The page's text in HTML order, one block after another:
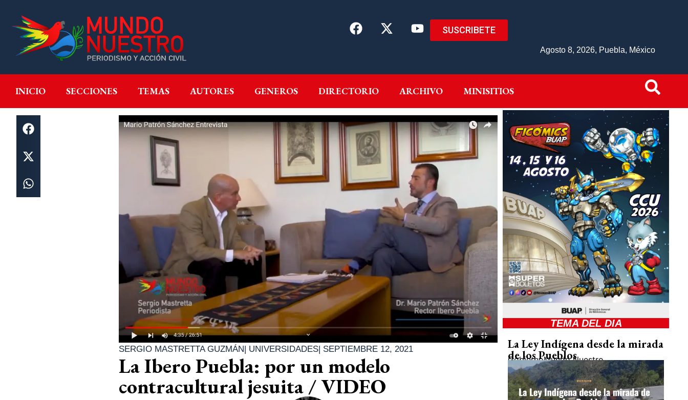
SUSCRIBETE
Agosto 8, 2026, Puebla, México
INICIO SECCIONES TEMAS AUTORES GENEROS DIRECTORIO ARCHIVO MINISITIOS
INICIO SECCIONES GENEROS DIRECTORIO ARCHIVO MINISITIOS
SERGIO MASTRETTA GUZMÁN| UNIVERSIDADES| SEPTIEMBRE 12, 2021
La Ibero Puebla: por un modelo
contracultural jesuita / VIDEO
TEMA DEL DIA
La Ley Indígena desde la mirada
de los Pueblos
GobiernoMundo Nuestro